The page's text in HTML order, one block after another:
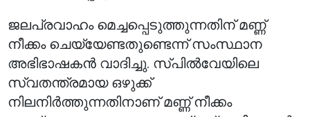
ജലപ്രവാഹം മെച്ചപ്പെടുത്തുന്നതിന് മണ്ണ്
നീക്കം ചെയ്യേണ്ടതുണ്ടെന്ന് സംസ്ഥാന
അഭിഭാഷകൻ വാദിച്ചു. സ്പിൽവേയിലെ
സ്വതന്ത്രമായ ഒഴുക്ക്
നിലനിർത്തുന്നതിനാണ് മണ്ണ് നീക്കം